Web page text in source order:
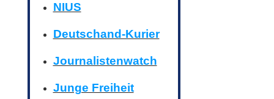
NIUS
Deutschand-Kurier
Journalistenwatch
Junge Freiheit